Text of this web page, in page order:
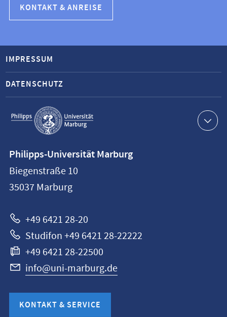
KONTAKT & ANREISE
Service-
Navigation
IMPRESSUM
DATENSCHUTZ
Philipps-
Universität
Marburg
Philipps-Universität Marburg
Biegenstraße 10
35037 Marburg
+49 6421 28-20
Studifon +49 6421 28-22222
+49 6421 28-22500
info@uni-marburg.de
KONTAKT & SERVICE